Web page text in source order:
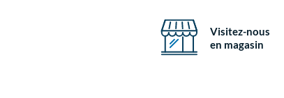
Visitez-nous
en magasin